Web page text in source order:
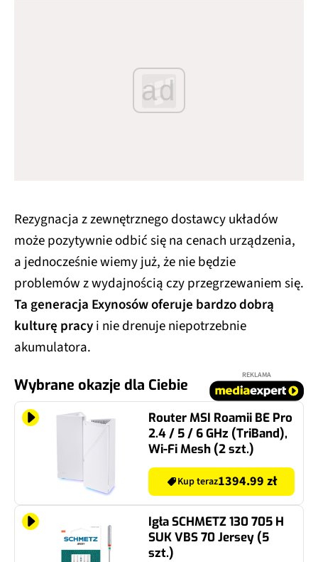
ad
Rezygnacja z zewnętrznego dostawcy układów
może pozytywnie odbić się na cenach urządzenia,
a jednocześnie wiemy już, że nie będzie
problemów z wydajnością czy przegrzewaniem się.
Ta generacja Exynosów oferuje bardzo dobrą
kulturę pracyi nie drenuje niepotrzebnie
akumulatora.
Wybrane okazje dla Ciebie
REKLAMA
Router MSI Roamii BE Pro
2.4 / 5 / 6 GHz (TriBand),
Wi-Fi Mesh (2 szt.)
Kup teraz1394.99 zł
Igła SCHMETZ 130 705 H
SUK VBS 70 Jersey (5
szt.)